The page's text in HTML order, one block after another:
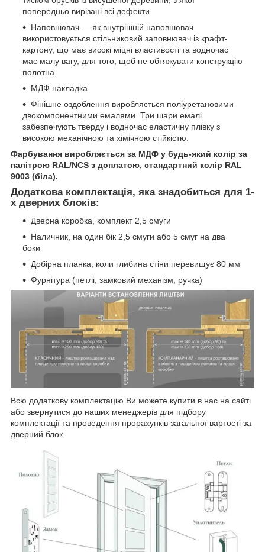
попередньо вирізані всі дефекти.
Наповнювач — як внутрішній наповнювач
використовується стільниковий заповнювач із крафт-
картону, що має високі міцні властивості та водночас
має малу вагу, для того, щоб не обтяжувати конструкцію
полотна.
МДФ накладка.
Фінішне оздоблення виробляється поліуретановими
двокомпонентними емалями. Три шари емалі
забезпечують тверду і водночас еластичну плівку з
високою механічною та хімічною стійкістю.
Фарбування виробляється за МДФ у будь-який колір за
палітрою RAL/NCS з доплатою, стандартний колір RAL
9003 (біла).
Додаткова комплектація, яка знадобиться для 1-
х дверних блоків:
Дверна коробка, комплект 2,5 смуги
Наличник, на один бік 2,5 смуги або 5 смуг на два
боки
Добірна планка, коли глибина стіни перевищує 80 мм
Фурнітура (петлі, замковий механізм, ручка)
Всю додаткову комплектацію Ви можете купити в нас на сайті
або звернутися до наших менеджерів для підбору
комплектації та проведення прорахунків загальної вартості за
дверний блок.